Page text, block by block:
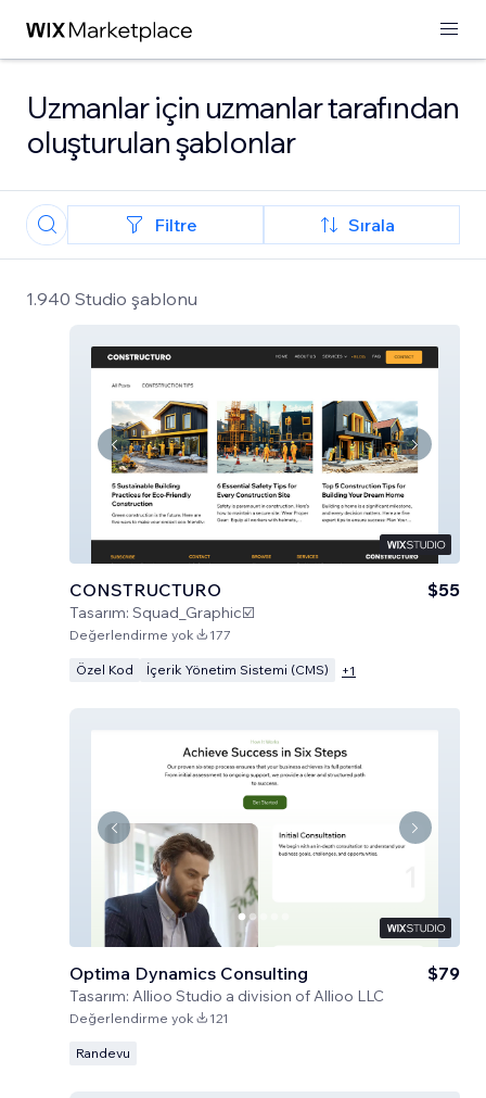
Uzmanlar için uzmanlar tarafından
oluşturulan şablonlar
Filtre Sırala
1.940 Studio şablonu
CONSTRUCTURO
Tasarım: Squad_Graphic☑️
$55
Değerlendirme yok 177
Özel Kod İçerik Yönetim Sistemi (CMS) +1
Optima Dynamics Consulting
Tasarım: Allioo Studio a division of Allioo LLC
$79
Değerlendirme yok 121
Randevu